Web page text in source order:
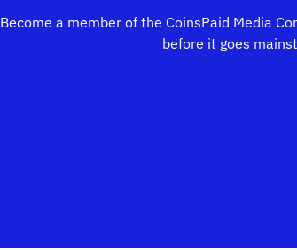
Become a member of the CoinsPaid Media
before it goes